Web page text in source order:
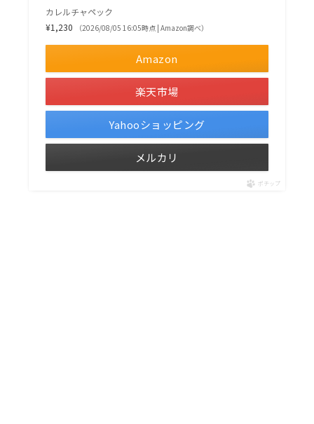
カレルチャペック
¥1,230
（2026/08/05 16:05時点 | Amazon調べ）
Amazon
楽天市場
Yahooショッピング
メルカリ
ポチップ